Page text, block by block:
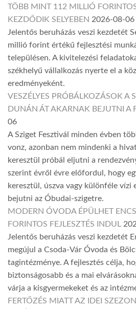
TÖBB MINT 112 MILLIÓ
KEZDŐDIK SELYEBEN 2026-08-06
Jelentős beruházás veszi kezdetét
millió forint értékű fejlesztési
településen. A kivitelezési
székhelyű vállalkozás nyerte el a
eredményeként.
VESZÉLYES PRÓBÁLKOZÁSOK A
DUNÁN ÁT AKARNAK BEJUTNI A
06
A Sziget Fesztivál minden évben
vonz, azonban nem mindenki a
keresztül próbál eljutni a
szerint évről évre előfordul, hogy
keresztül, úszva vagy különféle vízi
bejutni az Óbudai-szigetre.
MODERN ÓVODA ÉPÜLHET
FORINTOS FEJLESZTÉS INDUL
Jelentős beruházás veszi kezdetét
megújul a Csoda-Vár Óvoda és
tagintézménye. A fejlesztés célja,
biztonságosabb és a mai
várja a kisgyermekeket és az
FERTŐZÉS MIATT AZ IDEI